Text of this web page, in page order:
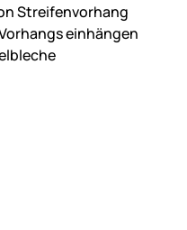
Streifenvorhang
einhängen